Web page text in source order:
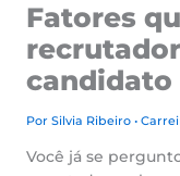
Fatores
candidato
Por Silvia Ribeiro •
Você já se